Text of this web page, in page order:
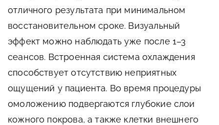
отличного результата при минимальном
восстановительном сроке. Визуальный
эффект можно наблюдать уже после 1–3
сеансов. Встроенная система охлаждения
способствует отсутствию неприятных
ощущений у пациента. Во время процедуры
омоложению подвергаются глубокие слои
кожного покрова, а также клетки внешнего